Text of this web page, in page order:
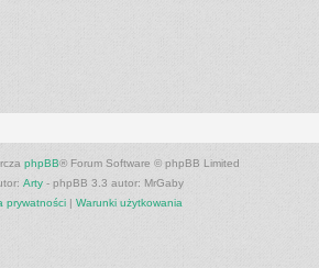
phpBB® Forum Software © phpBB Limited
Arty - phpBB 3.3 autor: MrGaby
prywatności| Warunki użytkowania